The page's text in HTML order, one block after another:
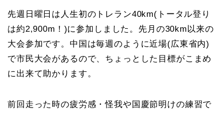
先週日曜日は人生初のトレラン40km(トータル登り
は約2,900m！)に参加しました。先月の30km以来の
大会参加です。中国は毎週のように近場(広東省内)
で市民大会があるので、ちょっとした目標がこまめ
に出来て助かります。
前回走った時の疲労感・怪我や国慶節明けの練習で